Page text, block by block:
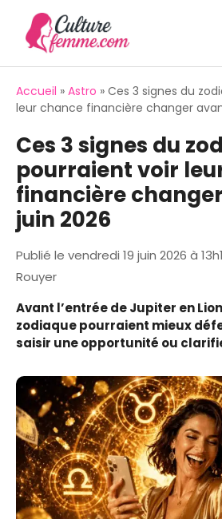
contenu
Accueil » Astro » Ces 3 signes du
leur chance financière changer
Ces 3 signes du
pourraient voir
financière
juin 2026
Publié le vendredi 19 juin 2026 à
Rouyer
Avant l’entrée de Jupiter en
zodiaque pourraient mieux
saisir une opportunité ou